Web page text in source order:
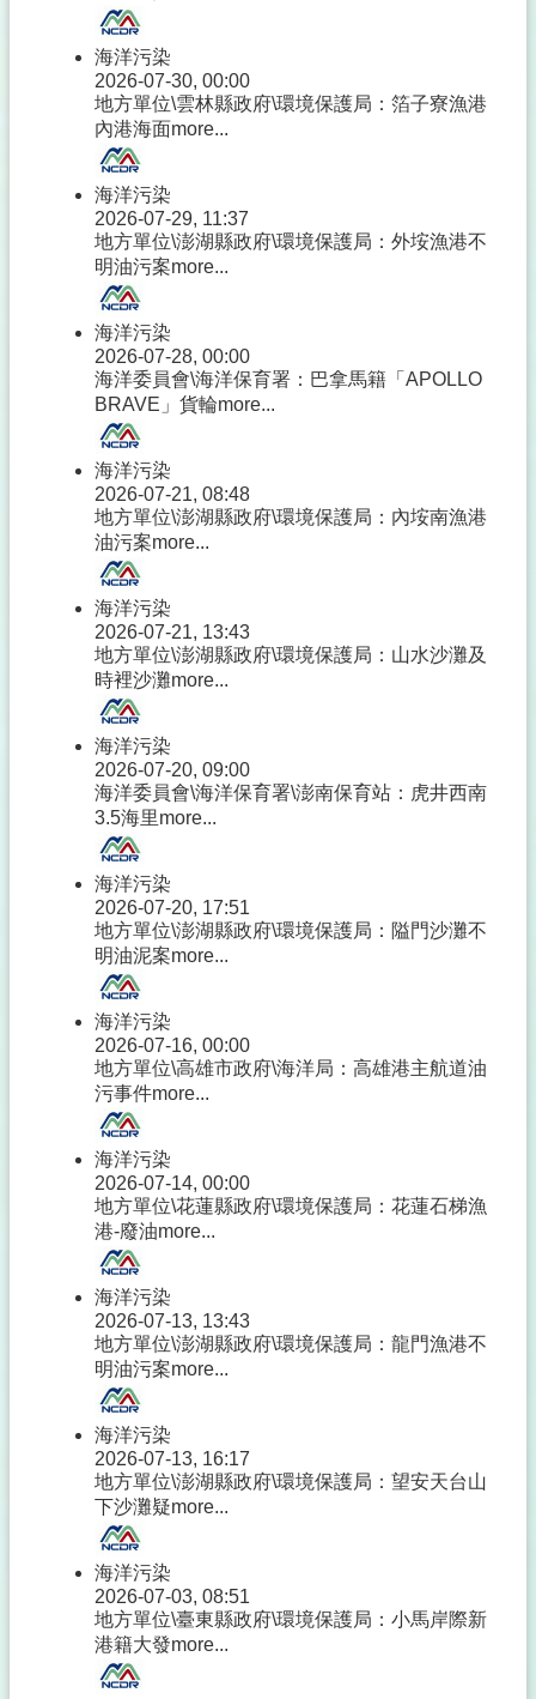
海洋污染
2026-07-30, 00:00
地方單位\雲林縣政府\環境保護局：箔子寮漁港
內港海面more...
海洋污染
2026-07-29, 11:37
地方單位\澎湖縣政府\環境保護局：外垵漁港不
明油污案more...
海洋污染
2026-07-28, 00:00
海洋委員會\海洋保育署：巴拿馬籍「APOLLO
BRAVE」貨輪more...
海洋污染
2026-07-21, 08:48
地方單位\澎湖縣政府\環境保護局：內垵南漁港
油污案more...
海洋污染
2026-07-21, 13:43
地方單位\澎湖縣政府\環境保護局：山水沙灘及
時裡沙灘more...
海洋污染
2026-07-20, 09:00
海洋委員會\海洋保育署\澎南保育站：虎井西南
3.5海里more...
海洋污染
2026-07-20, 17:51
地方單位\澎湖縣政府\環境保護局：隘門沙灘不
明油泥案more...
海洋污染
2026-07-16, 00:00
地方單位\高雄市政府\海洋局：高雄港主航道油
污事件more...
海洋污染
2026-07-14, 00:00
地方單位\花蓮縣政府\環境保護局：花蓮石梯漁
港-廢油more...
海洋污染
2026-07-13, 13:43
地方單位\澎湖縣政府\環境保護局：龍門漁港不
明油污案more...
海洋污染
2026-07-13, 16:17
地方單位\澎湖縣政府\環境保護局：望安天台山
下沙灘疑more...
海洋污染
2026-07-03, 08:51
地方單位\臺東縣政府\環境保護局：小馬岸際新
港籍大發more...